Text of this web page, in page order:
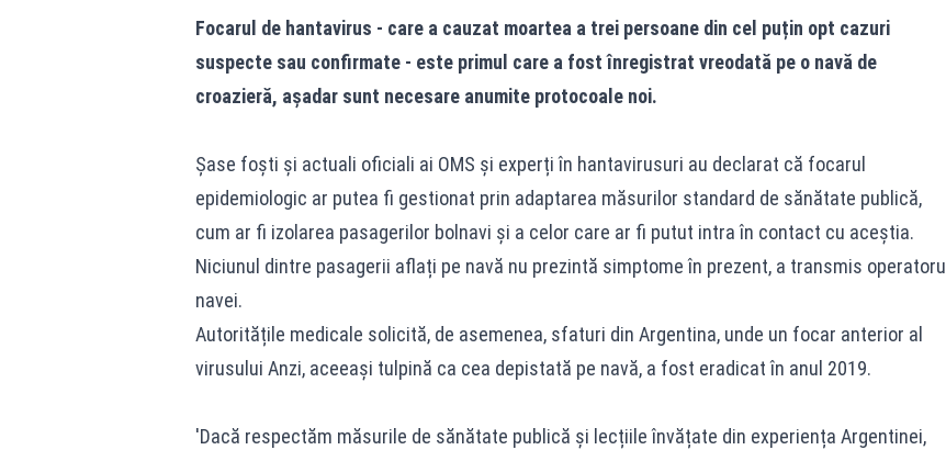
Focarul de hantavirus - care a cauzat moartea a trei persoane din cel puțin opt cazuri
suspecte sau confirmate - este primul care a fost înregistrat vreodată pe o navă de
croazieră, așadar sunt necesare anumite protocoale noi.
Șase foști și actuali oficiali ai OMS și experți în hantavirusuri au declarat că focarul
epidemiologic ar putea fi gestionat prin adaptarea măsurilor standard de sănătate publică,
cum ar fi izolarea pasagerilor bolnavi și a celor care ar fi putut intra în contact cu aceștia.
Niciunul dintre pasagerii aflați pe navă nu prezintă simptome în prezent, a transmis operatorul
navei.
Autoritățile medicale solicită, de asemenea, sfaturi din Argentina, unde un focar anterior al
virusului Anzi, aceeași tulpină ca cea depistată pe navă, a fost eradicat în anul 2019.
'Dacă respectăm măsurile de sănătate publică și lecțiile învățate din experiența Argentinei,